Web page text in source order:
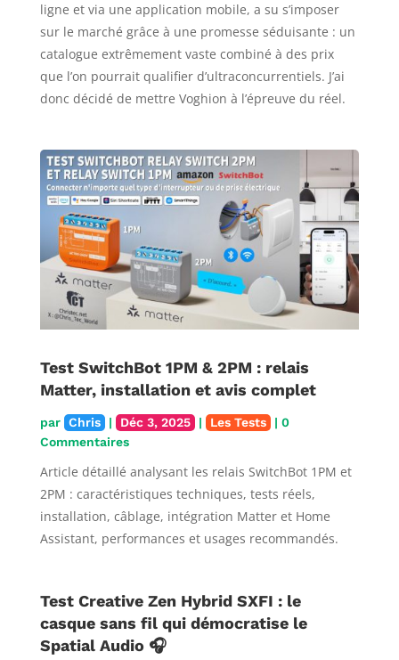
ligne et via une application mobile, a su s’imposer
sur le marché grâce à une promesse séduisante : un
catalogue extrêmement vaste combiné à des prix
que l’on pourrait qualifier d’ultraconcurrentiels. J’ai
donc décidé de mettre Voghion à l’épreuve du réel.
Test SwitchBot 1PM & 2PM : relais
Matter, installation et avis complet
par Chris | Déc 3, 2025 | Les Tests | 0
Commentaires
Article détaillé analysant les relais SwitchBot 1PM et
2PM : caractéristiques techniques, tests réels,
installation, câblage, intégration Matter et Home
Assistant, performances et usages recommandés.
Test Creative Zen Hybrid SXFI : le
casque sans fil qui démocratise le
Spatial Audio 🎧